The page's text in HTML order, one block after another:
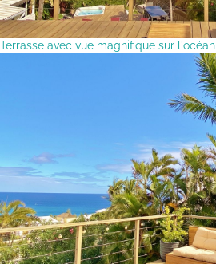
Terrasse avec vue magnifique sur l'océan